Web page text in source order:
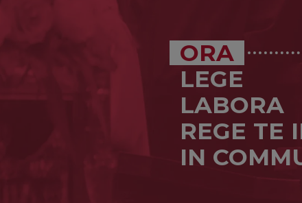
ORA
LEGE
LABORA
REGE TE
IN